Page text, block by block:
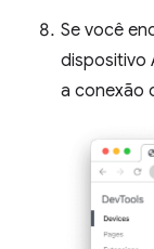
Se você
dispositivo
a conexão